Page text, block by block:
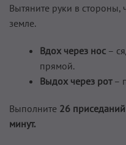
Вытяните руки в стороны,
земле.
Вдох через нос –
прямой.
Выдох через рот–
Выполните 26 приседаний
минут.